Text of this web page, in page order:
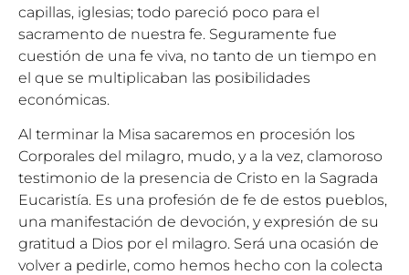
capillas, iglesias; todo pareció poco para el
sacramento de nuestra fe. Seguramente fue
cuestión de una fe viva, no tanto de un tiempo en
el que se multiplicaban las posibilidades
económicas.
Al terminar la Misa sacaremos en procesión los
Corporales del milagro, mudo, y a la vez, clamoroso
testimonio de la presencia de Cristo en la Sagrada
Eucaristía. Es una profesión de fe de estos pueblos,
una manifestación de devoción, y expresión de su
gratitud a Dios por el milagro. Será una ocasión de
volver a pedirle, como hemos hecho con la colecta